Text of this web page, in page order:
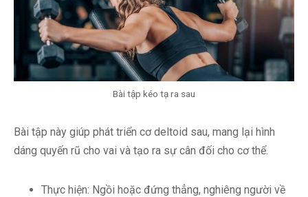
Bài tập kéo tạ ra sau
Bài tập này giúp phát triển cơ deltoid sau, mang lại hình
dáng quyến rũ cho vai và tạo ra sự cân đối cho cơ thể.
Thực hiện: Ngồi hoặc đứng thẳng, nghiêng người về